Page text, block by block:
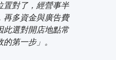
置對了，經營事半
再多資金與廣告費
此選對開店地點常
第一步」。